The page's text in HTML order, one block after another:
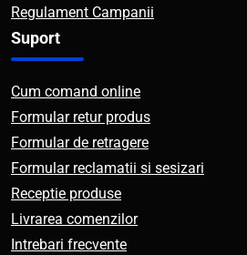
Regulament Campanii
Suport
Cum comand online
Formular retur produs
Formular de retragere
Formular reclamatii si sesizari
Receptie produse
Livrarea comenzilor
Intrebari frecvente